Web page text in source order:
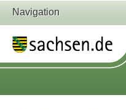
Navigation